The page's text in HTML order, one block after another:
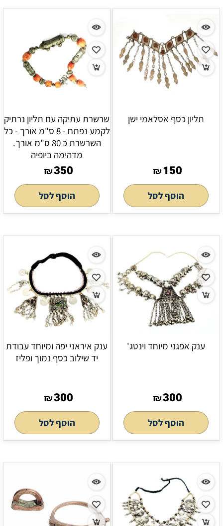
תליון כסף אסלאמי ישן
₪150
הוסף לסל
שרשרת עתיקה עם תליון נרתיק
לקמע נפתח - 8 ס"מ אורך - כל
השרשרת כ 80 ס"מ אורך.
מדהימה ביופיה
₪350
הוסף לסל
ענק אפגני מיוחד וינטג'
₪300
הוסף לסל
ענק איראני יפה ומיוחד עבודת
יד שילוב כסף נמוך ופליז
₪300
הוסף לסל